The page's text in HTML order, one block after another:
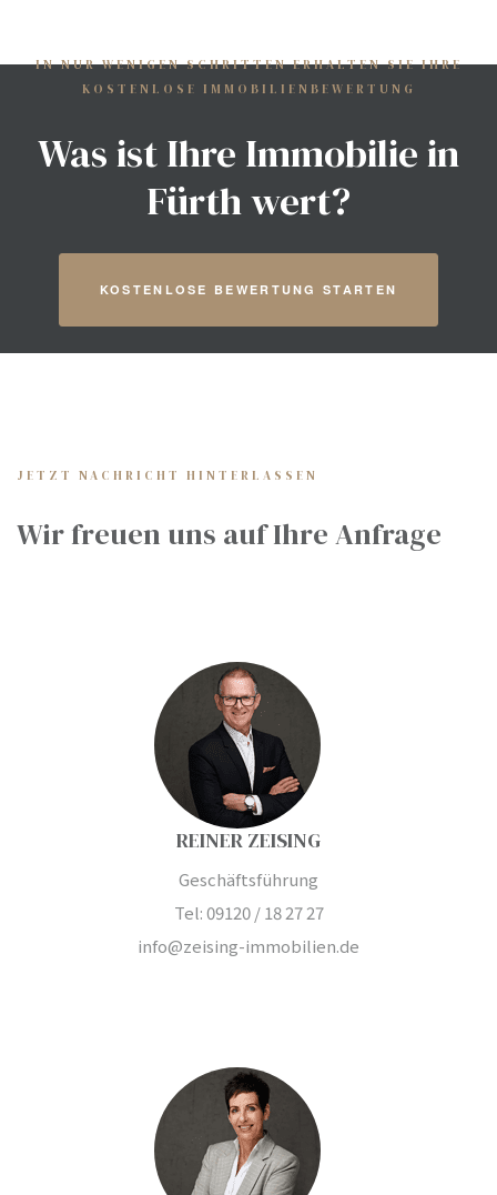
IN NUR WENIGEN SCHRITTEN ERHALTEN SIE IHRE
KOSTENLOSE IMMOBILIENBEWERTUNG
Was ist Ihre Immobilie in
Fürth wert?
KOSTENLOSE BEWERTUNG STARTEN
JETZT NACHRICHT HINTERLASSEN
Wir freuen uns auf Ihre Anfrage
REINER ZEISING
Geschäftsführung
Tel: 09120 / 18 27 27
info@zeising-immobilien.de